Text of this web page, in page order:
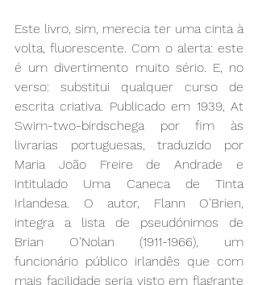
Este livro, sim, merecia ter uma cinta à
volta, fluorescente. Com o alerta: este
é um divertimento muito sério. E, no
verso: substitui qualquer curso de
escrita criativa. Publicado em 1939, At
Swim-two-birdschega por fim às
livrarias portuguesas, traduzido por
Maria João Freire de Andrade e
intitulado Uma Caneca de Tinta
Irlandesa. O autor, Flann O’Brien,
integra a lista de pseudónimos de
Brian O’Nolan (1911-1966), um
funcionário público irlandês que com
mais facilidade seria visto em flagrante